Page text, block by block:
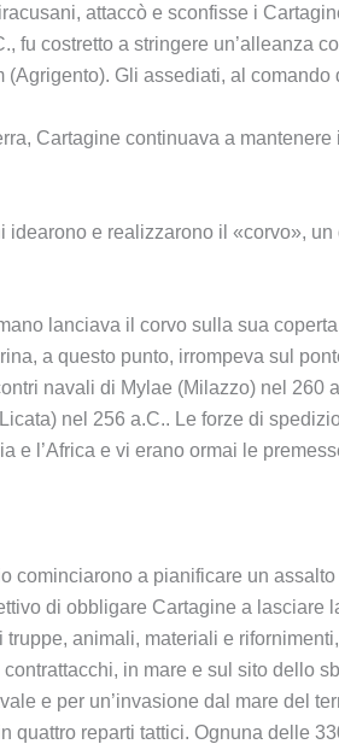
attaccò e sconfisse i
fu costretto a stringere un’alleanza
Gli assediati, al
Cartagine continuava a
e realizzarono il «corvo»,
lanciava il corvo sulla sua
a questo punto, irrompeva sul
navali di Mylae (Milazzo) nel
nel 256 a.C.. Le forze di
e l’Africa e vi erano ormai le
a pianificare un
di obbligare Cartagine a
animali, materiali e
in mare e sul sito dello
e per un’invasione dal mare del
quattro reparti tattici. Ognuna delle